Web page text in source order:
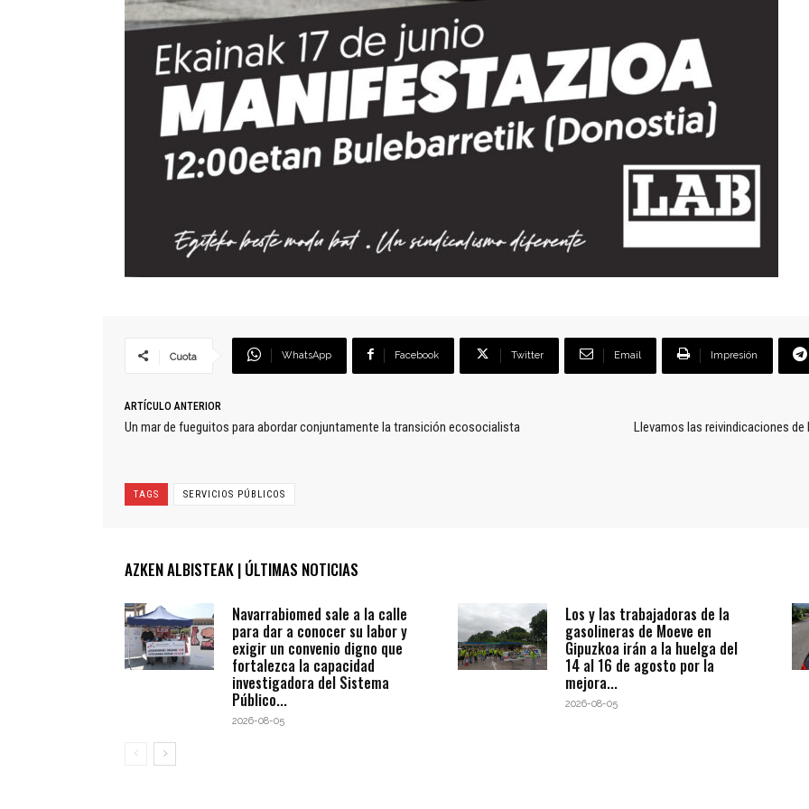
Cuota WhatsApp Facebook Twitter Email Impresión
ARTÍCULO ANTERIOR
Un mar de fueguitos para abordar conjuntamente la transición ecosocialista
Llevamos las reivindicaciones
TAGS SERVICIOS PÚBLICOS
AZKEN ALBISTEAK | ÚLTIMAS NOTICIAS
Navarrabiomed sale a la calle
para dar a conocer su labor y
exigir un convenio digno que
fortalezca la capacidad
investigadora del Sistema
Público...
2026-08-05
Los y las trabajadoras de la
gasolineras de Moeve en
Gipuzkoa irán a la huelga del
14 al 16 de agosto por la
mejora...
2026-08-05